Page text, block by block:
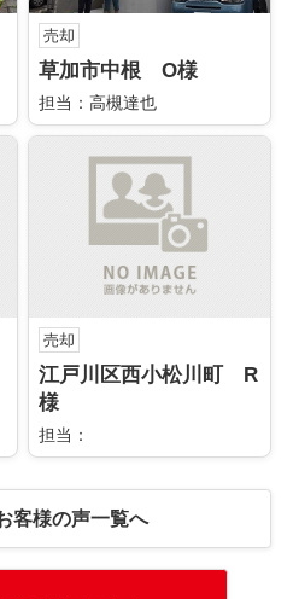
売却
草加市中根 O様
担当：高槻達也
売却
江戸川区西小松川町 R
様
担当：
客様の声一覧へ